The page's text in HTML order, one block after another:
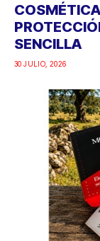
SENCILLA
30 JULIO, 2026